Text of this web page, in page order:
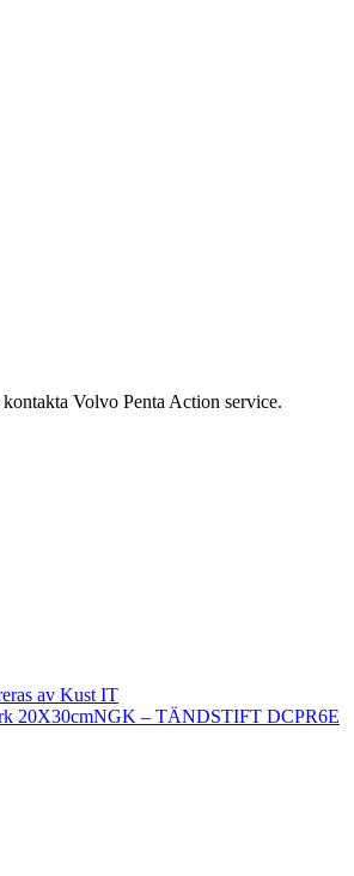
Volvo Penta Action service.
av Kust IT
NGK – TÄNDSTIFT DCPR6E